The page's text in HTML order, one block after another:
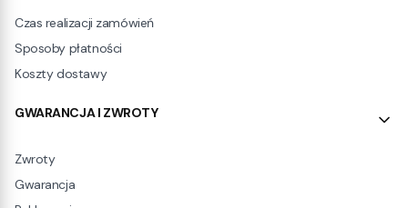
Czas realizacji zamówień
Sposoby płatności
Koszty dostawy
GWARANCJA I ZWROTY
Zwroty
Gwarancja